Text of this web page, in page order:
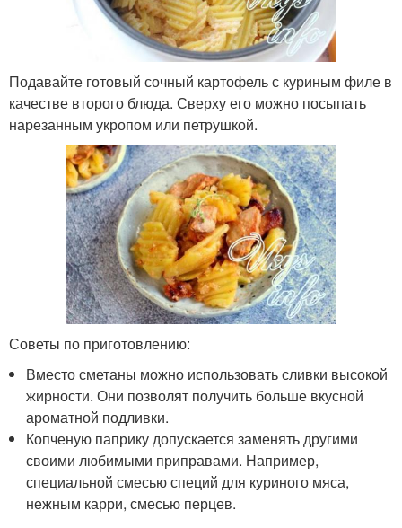
Подавайте готовый сочный картофель с куриным филе в
качестве второго блюда. Сверху его можно посыпать
нарезанным укропом или петрушкой.
Советы по приготовлению:
Вместо сметаны можно использовать сливки высокой
жирности. Они позволят получить больше вкусной
ароматной подливки.
Копченую паприку допускается заменять другими
своими любимыми приправами. Например,
специальной смесью специй для куриного мяса,
нежным карри, смесью перцев.